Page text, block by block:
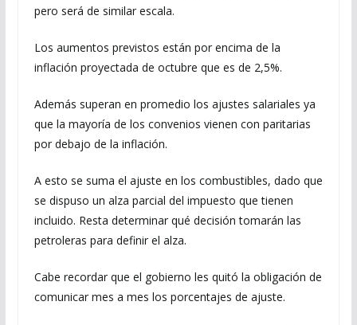
pero será de similar escala.
Los aumentos previstos están por encima de la
inflación proyectada de octubre que es de 2,5%.
Además superan en promedio los ajustes salariales ya
que la mayoría de los convenios vienen con paritarias
por debajo de la inflación.
A esto se suma el ajuste en los combustibles, dado que
se dispuso un alza parcial del impuesto que tienen
incluido. Resta determinar qué decisión tomarán las
petroleras para definir el alza.
Cabe recordar que el gobierno les quitó la obligación de
comunicar mes a mes los porcentajes de ajuste.